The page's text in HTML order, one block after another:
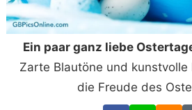
Ein paar ganz liebe
Zarte Blautöne und
die Freude des